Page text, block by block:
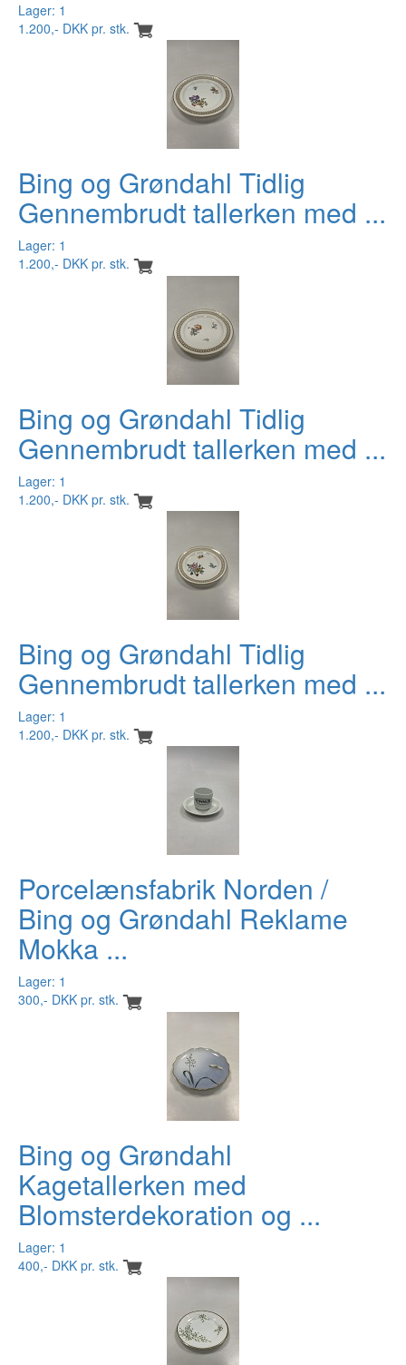
Lager: 1
1.200,- DKK pr. stk.
Bing og Grøndahl Tidlig
Gennembrudt tallerken med ...
Lager: 1
1.200,- DKK pr. stk.
Bing og Grøndahl Tidlig
Gennembrudt tallerken med ...
Lager: 1
1.200,- DKK pr. stk.
Bing og Grøndahl Tidlig
Gennembrudt tallerken med ...
Lager: 1
1.200,- DKK pr. stk.
Porcelænsfabrik Norden /
Bing og Grøndahl Reklame
Mokka ...
Lager: 1
300,- DKK pr. stk.
Bing og Grøndahl
Kagetallerken med
Blomsterdekoration og ...
Lager: 1
400,- DKK pr. stk.